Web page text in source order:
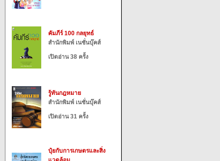
คัมภีร์ 100 กลยุทธ์
สำนักพิมพ์ เนชั่นบุ๊คส์
เปิดอ่าน 38 ครั้ง
รู้ทันกฎหมาย
สำนักพิมพ์ เนชั่นบุ๊คส์
เปิดอ่าน 31 ครั้ง
ปุ๋ยกับการเกษตรและสิ่ง